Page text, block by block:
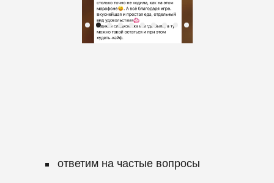
ответим на частые вопросы